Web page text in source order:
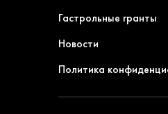
Гастрольные гранты
Новости
Политика